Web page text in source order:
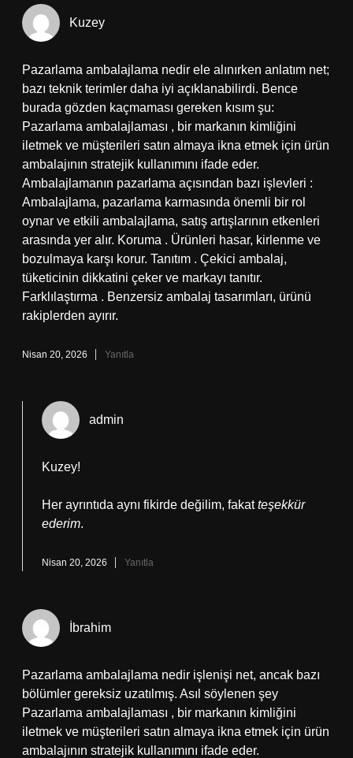
Kuzey
Pazarlama ambalajlama nedir ele alınırken anlatım net;
bazı teknik terimler daha iyi açıklanabilirdi. Bence
burada gözden kaçmaması gereken kısım şu:
Pazarlama ambalajlaması , bir markanın kimliğini
iletmek ve müşterileri satın almaya ikna etmek için ürün
ambalajının stratejik kullanımını ifade eder.
Ambalajlamanın pazarlama açısından bazı işlevleri :
Ambalajlama, pazarlama karmasında önemli bir rol
oynar ve etkili ambalajlama, satış artışlarının etkenleri
arasında yer alır. Koruma . Ürünleri hasar, kirlenme ve
bozulmaya karşı korur. Tanıtım . Çekici ambalaj,
tüketicinin dikkatini çeker ve markayı tanıtır.
Farklılaştırma . Benzersiz ambalaj tasarımları, ürünü
rakiplerden ayırır.
Nisan 20, 2026 Yanıtla
admin
Kuzey!
Her ayrıntıda aynı fikirde değilim, fakatteşekkür
ederim.
Nisan 20, 2026 Yanıtla
İbrahim
Pazarlama ambalajlama nedir işlenişi net, ancak bazı
bölümler gereksiz uzatılmış. Asıl söylenen şey
Pazarlama ambalajlaması , bir markanın kimliğini
iletmek ve müşterileri satın almaya ikna etmek için ürün
ambalajının stratejik kullanımını ifade eder.